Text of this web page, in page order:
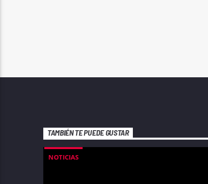
TAMBIÉN TE PUEDE GUSTAR
NOTICIAS